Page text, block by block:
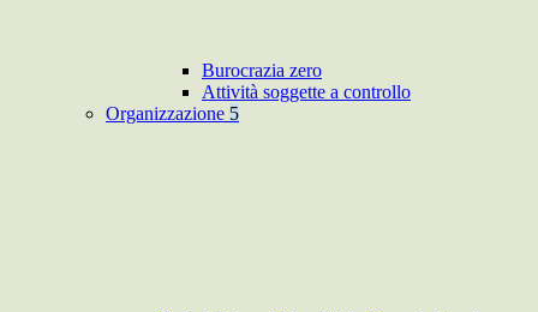
Burocrazia zero
Attività soggette a controllo
Organizzazione 5